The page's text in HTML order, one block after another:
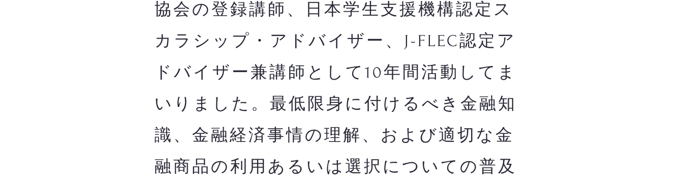
協会の登録講師、日本学生支援機構認定ス
カラシップ・アドバイザー、J-FLEC認定ア
ドバイザー兼講師として10年間活動してま
いりました。最低限身に付けるべき金融知
識、金融経済事情の理解、および適切な金
融商品の利用あるいは選択についての普及